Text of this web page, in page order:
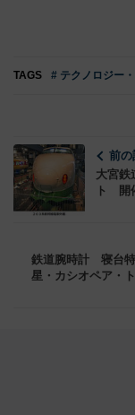
TAGS # テクノロジー
前の
大宮鉄
ト 開
鉄道腕時計 寝台
星・カシオペア・